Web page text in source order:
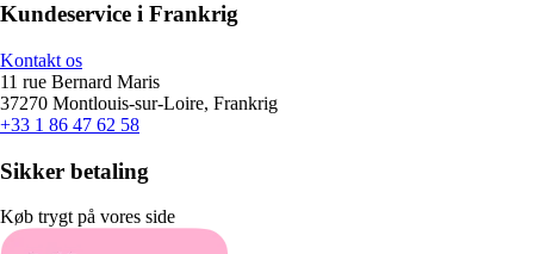
Kundeservice i Frankrig
Kontakt os
11 rue Bernard Maris
37270 Montlouis-sur-Loire, Frankrig
+33 1 86 47 62 58
Sikker betaling
Køb trygt på vores side